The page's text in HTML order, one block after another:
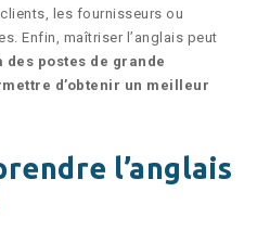
les fournisseurs ou
Enfin, maîtriser l’anglais peut
des postes de grande
d’obtenir un meilleur
l’anglais